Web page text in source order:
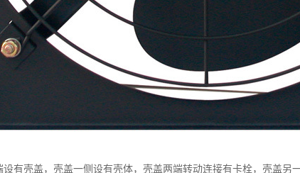
有壳盖，壳盖一侧设有壳体，壳盖两端转动连接有卡栓，壳盖另